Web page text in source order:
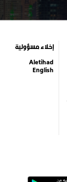
إخلاء مسؤولية
Aletihad
English